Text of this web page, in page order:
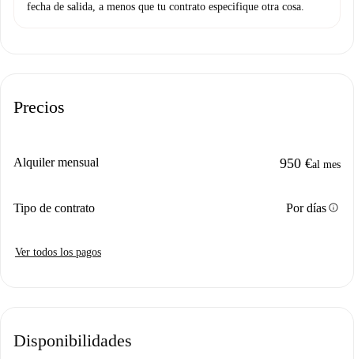
fecha de salida, a menos que tu contrato especifique otra cosa.
Precios
Alquiler mensual 950 €al mes
Tipo de contrato Por díasinfo
Ver todos los pagos
Disponibilidades